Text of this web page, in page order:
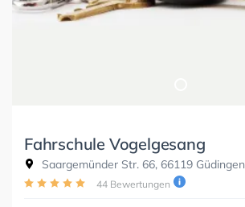
Fahrschule Vogelgesang
Saargemünder Str. 66, 66119 Güdingen
44 Bewertungen